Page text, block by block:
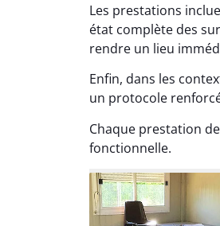
Les prestations
état complète des
rendre un lieu
Enfin, dans les
un protocole
Chaque prestation
fonctionnelle.